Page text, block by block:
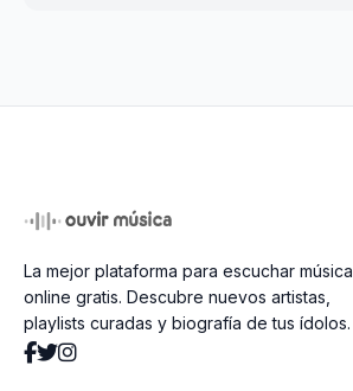
La mejor plataforma para escuchar música
online gratis. Descubre nuevos artistas,
playlists curadas y biografía de tus ídolos.